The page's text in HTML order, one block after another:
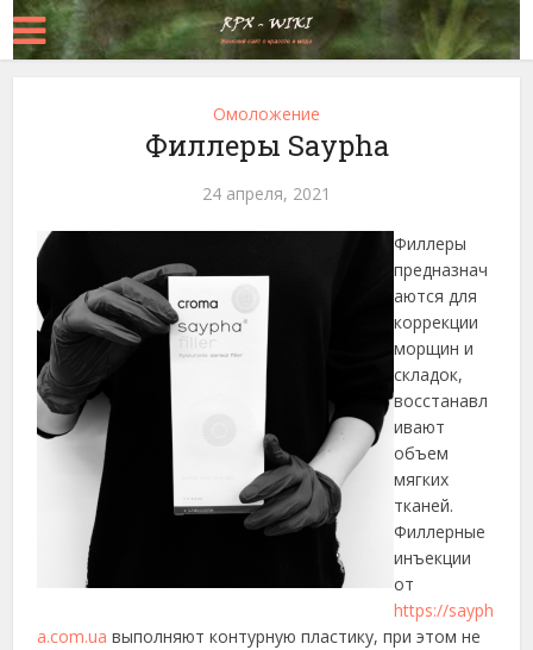
Омоложение
Филлеры Saypha
24 апреля, 2021
Филлеры
предназнач
аются для
коррекции
морщин и
складок,
восстанавл
ивают
объем
мягких
тканей.
Филлерные
инъекции
от
https://sayph
a.com.ua выполняют контурную пластику, при этом не